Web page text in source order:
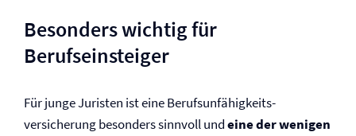
Besonders wichtig für
Berufseinsteiger
Für junge Juristen ist eine Berufs­unfähigkeits­
versicherung besonders sinnvoll undeine der wenigen